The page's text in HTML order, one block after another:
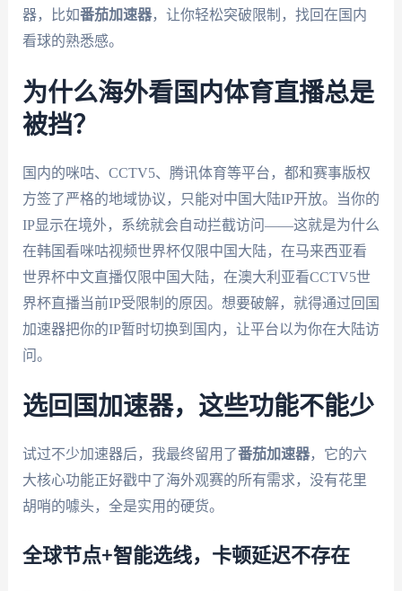
器，比如番茄加速器，让你轻松突破限制，找回在国内
看球的熟悉感。
为什么海外看国内体育直播总是
被挡？
国内的咪咕、CCTV5、腾讯体育等平台，都和赛事版权
方签了严格的地域协议，只能对中国大陆IP开放。当你的
IP显示在境外，系统就会自动拦截访问——这就是为什么
在韩国看咪咕视频世界杯仅限中国大陆，在马来西亚看
世界杯中文直播仅限中国大陆，在澳大利亚看CCTV5世
界杯直播当前IP受限制的原因。想要破解，就得通过回国
加速器把你的IP暂时切换到国内，让平台以为你在大陆访
问。
选回国加速器，这些功能不能少
试过不少加速器后，我最终留用了番茄加速器，它的六
大核心功能正好戳中了海外观赛的所有需求，没有花里
胡哨的噱头，全是实用的硬货。
全球节点+智能选线，卡顿延迟不存在